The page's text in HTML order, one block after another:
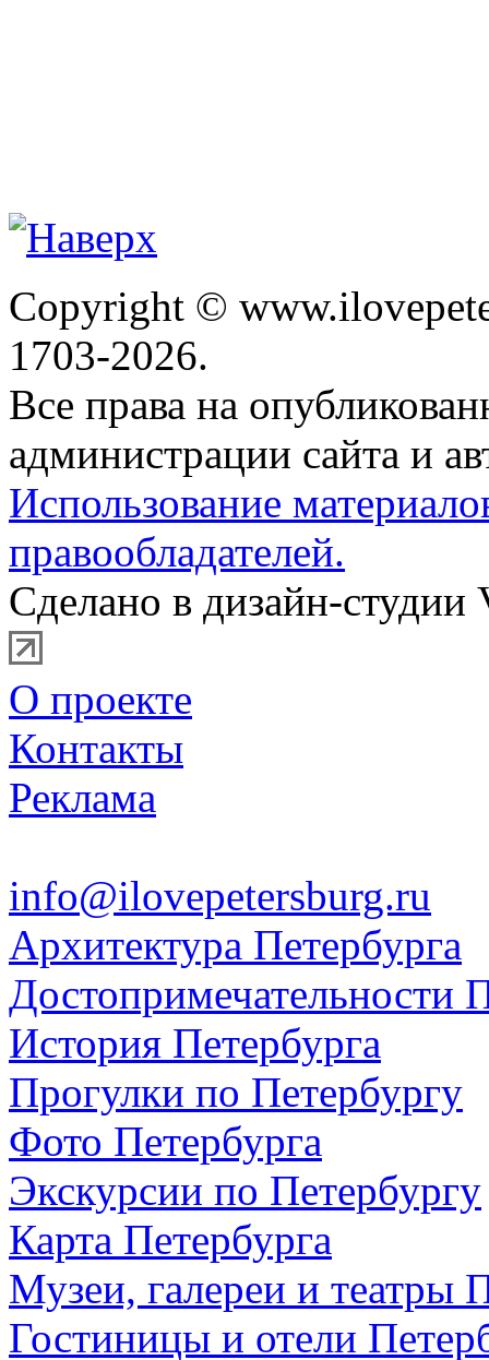
Copyright ©
1703-2026.
Все права на
администрации сайта и
Использование
правообладателей.
Сделано в дизайн-студии
О проекте
Контакты
Реклама
info@ilovepetersburg.ru
Архитектура Петербурга
Достопримечательности
История Петербурга
Прогулки по Петербургу
Фото Петербурга
Экскурсии по Петербургу
Карта Петербурга
Музеи, галереи и театры
Гостиницы и отели